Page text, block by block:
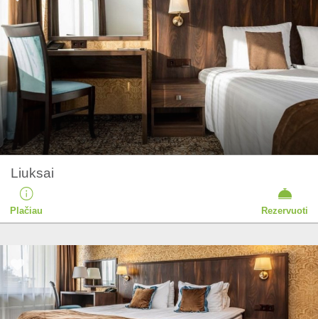
Liuksai
Plačiau Rezervuoti